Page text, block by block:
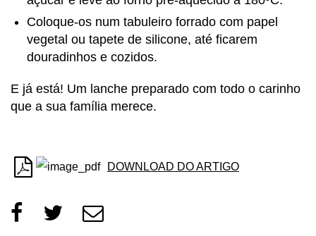
Coloque-os num tabuleiro forrado com papel
vegetal ou tapete de silicone, até ficarem
douradinhos e cozidos.
E já está! Um lanche preparado com todo o carinho
que a sua família merece.
DOWNLOAD DO ARTIGO